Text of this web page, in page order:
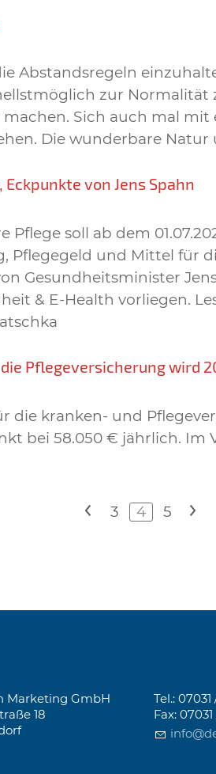
Abstandsregeln
zur Normalität
machen. Sich auch mal
Die wunderbare
von Jens Spahn
soll ab dem
Pflegegeld und Mittel für
Gesundheitsminister
& E-Health vorliegen.
Pflegeversicherung wird
die kranken- und
bei 58.050 € jährlich. Im
< 3 4 5 >
Marketing GmbH
18
Tel.:
Fax: 07031